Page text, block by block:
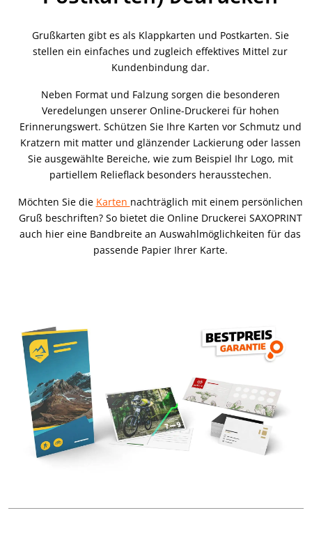
Grußkarten gibt es als Klappkarten und Postkarten. Sie
stellen ein einfaches und zugleich effektives Mittel zur
Kundenbindung dar.
Neben Format und Falzung sorgen die besonderen
Veredelungen unserer Online-Druckerei für hohen
Erinnerungswert. Schützen Sie Ihre Karten vor Schmutz und
Kratzern mit matter und glänzender Lackierung oder lassen
Sie ausgewählte Bereiche, wie zum Beispiel Ihr Logo, mit
partiellem Relieflack besonders herausstechen.
Möchten Sie die Karten nachträglich mit einem persönlichen
Gruß beschriften? So bietet die Online Druckerei SAXOPRINT
auch hier eine Bandbreite an Auswahlmöglichkeiten für das
passende Papier Ihrer Karte.